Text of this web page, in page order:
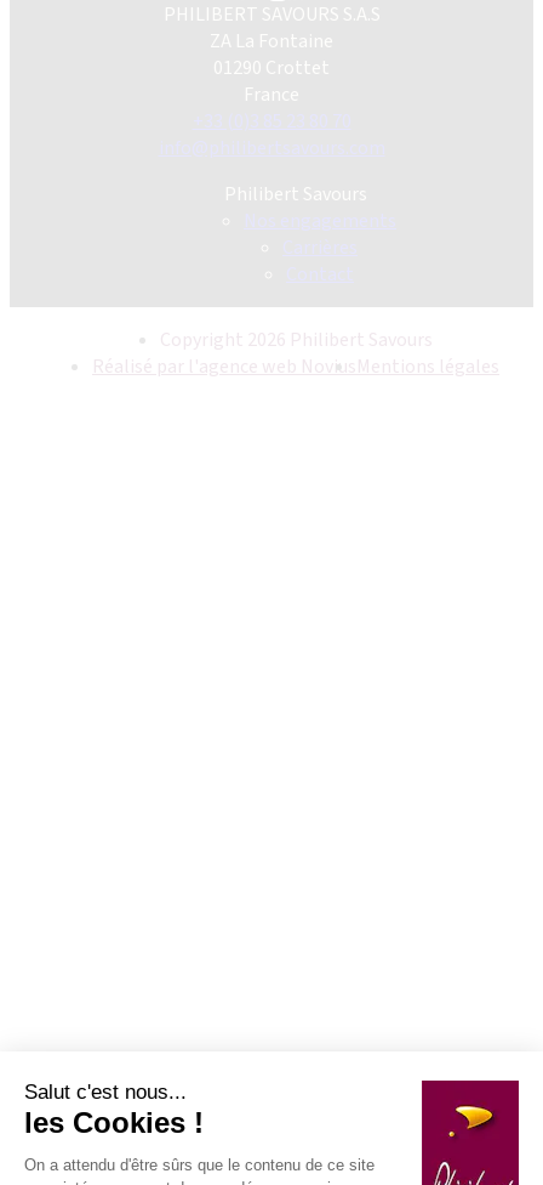
PHILIBERT SAVOURS S.A.S
ZA La Fontaine
01290 Crottet
France
Philibert Savours
Copyright 2026 Philibert Savours
Réalisé par l'agence web NoviusMentions légales